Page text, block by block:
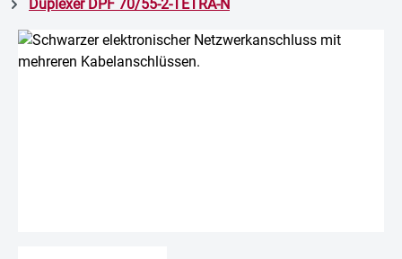
Duplexer DPF 70/55-2-TETRA-N
Bildergalerie überspringen